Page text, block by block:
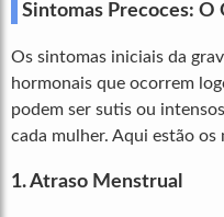
Sintomas Precoces: O
Os sintomas iniciais da
hormonais que ocorrem
podem ser sutis ou
cada mulher. Aqui estão os
1. Atraso Menstrual